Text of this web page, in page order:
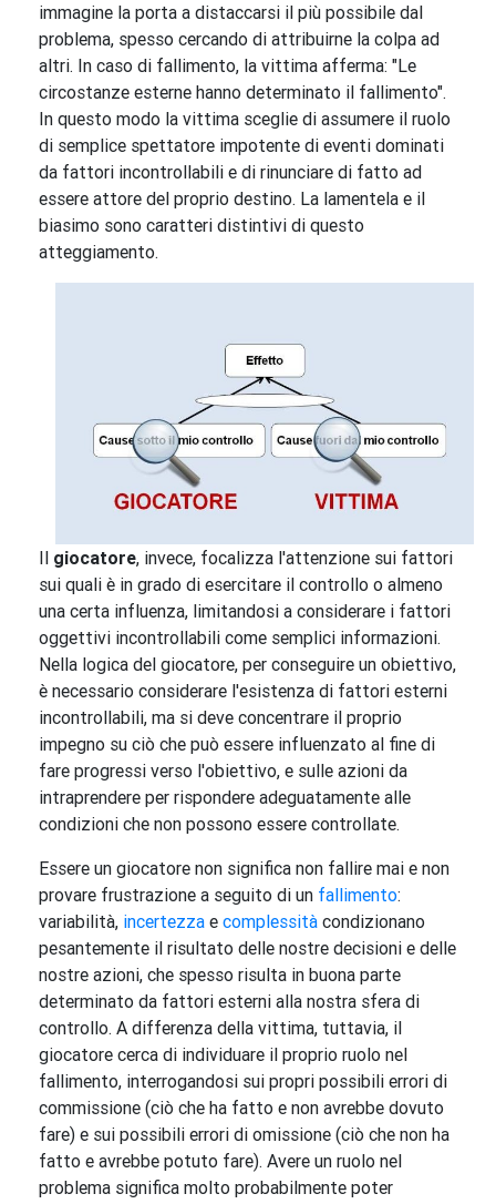
immagine la porta a distaccarsi il più possibile dal
problema, spesso cercando di attribuirne la colpa ad
altri. In caso di fallimento, la vittima afferma: "Le
circostanze esterne hanno determinato il fallimento".
In questo modo la vittima sceglie di assumere il ruolo
di semplice spettatore impotente di eventi dominati
da fattori incontrollabili e di rinunciare di fatto ad
essere attore del proprio destino. La lamentela e il
biasimo sono caratteri distintivi di questo
atteggiamento.
Il giocatore, invece, focalizza l'attenzione sui fattori
sui quali è in grado di esercitare il controllo o almeno
una certa influenza, limitandosi a considerare i fattori
oggettivi incontrollabili come semplici informazioni.
Nella logica del giocatore, per conseguire un obiettivo,
è necessario considerare l'esistenza di fattori esterni
incontrollabili, ma si deve concentrare il proprio
impegno su ciò che può essere influenzato al fine di
fare progressi verso l'obiettivo, e sulle azioni da
intraprendere per rispondere adeguatamente alle
condizioni che non possono essere controllate.
Essere un giocatore non significa non fallire mai e non
provare frustrazione a seguito di un fallimento:
variabilità, incertezza e complessità condizionano
pesantemente il risultato delle nostre decisioni e delle
nostre azioni, che spesso risulta in buona parte
determinato da fattori esterni alla nostra sfera di
controllo. A differenza della vittima, tuttavia, il
giocatore cerca di individuare il proprio ruolo nel
fallimento, interrogandosi sui propri possibili errori di
commissione (ciò che ha fatto e non avrebbe dovuto
fare) e sui possibili errori di omissione (ciò che non ha
fatto e avrebbe potuto fare). Avere un ruolo nel
problema significa molto probabilmente poter